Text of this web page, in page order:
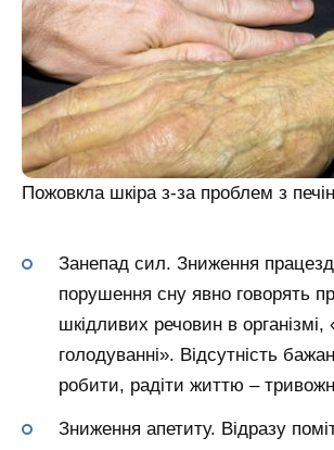
Пожовкла шкіра з-за проблем з
Занепад сил. Зниження
порушення сну явно говорять
шкідливих речовин в
голодуванні». Відсутність
робити, радіти життю –
Зниження апетиту. Відразу